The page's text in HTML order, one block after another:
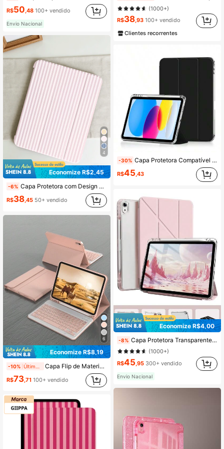
10K Seguidores
R$50,48 100+ vendido
Envio Nacional
4
Economize R$2,45
-6% Capa Protetora com Design de Listras Brancas, Adequada para IPad 10.2" (A16), 11" 11th Geração 2025, 9th/10th Geração, Air 4th 10.9", Galaxy Tab S6 Lite 10.4", Anti-Queda, Suporte de Suspensão/Ativação, Presente Romântico
R$38,45 50+ vendido
6
Economize R$8,19
-10% Capa Flip de Material de Cor Sólida Rosa com Teclado Bluetooth Sem Fio Compatível com iPad, Modo Dormir/Despertar Automático, Teclado Destacável, Bateria de 150mAh, Suporte Leve e Fino com Suporte para Lápis, Presente Profissional de Escritório para Aniversário
R$73,71 100+ vendido
(1000+)
R$38,93 100+ vendido
Clientes recorrentes
-30% Capa Protetora Compatível com iPad 11th Geração, Capa Protetora A16, Suspensão/Despertar Inteligente, Compartimento para Lápis, Traseira Fosca, DIY Personalizável, À Prova de Choque com Airbag, Capa Protetora de Tablet com Dobra Tripla, Capa Protetora 10th Geração, Compatível com Capa Protetora de Tablet Honor Pad X8A, Capa Protetora Tab M11, Compatível com Huawei MatePad SE 11", Capa Protetora MatePad
R$45,43
Economize R$4,00
-8% Capa Protetora Transparente Slim e Fashion para Pad, Material Cor Sólida Rosa, com Slot para Lápis e Suporte em Y Multiancular, Compatível com 10ª Geração 10.9" (2022), 11ª Geração 11" (2025), Air 4ª/5ª Geração, Pro (2021/2022/2024), Presente de Primavera, Páscoa, Aniversário para Mamãe, Escritório e Volta às Aulas
(1000+)
R$45,95 300+ vendido
Envio Nacional